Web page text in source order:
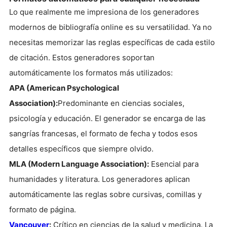
Lo que realmente me impresiona de los generadores
modernos de bibliografía online es su versatilidad. Ya no
necesitas memorizar las reglas específicas de cada estilo
de citación. Estos generadores soportan
automáticamente los formatos más utilizados:
APA (American Psychological
Association):Predominante en ciencias sociales,
psicología y educación. El generador se encarga de las
sangrías francesas, el formato de fecha y todos esos
detalles específicos que siempre olvido.
MLA (Modern Language Association): Esencial para
humanidades y literatura. Los generadores aplican
automáticamente las reglas sobre cursivas, comillas y
formato de página.
Vancouver: Crítico en ciencias de la salud y medicina. La